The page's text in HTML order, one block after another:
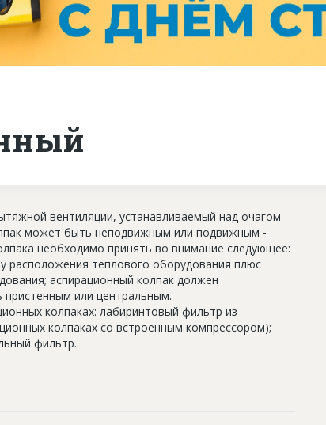
Глоссарий
вентиляции, устанавливаемый над очагом
может быть неподвижным или подвижным -
необходимо принять во внимание следующее:
расположения теплового оборудования плюс
аспирационный колпак должен
или центральным.
колпаках: лабиринтовый фильтр из
колпаках со встроенным компрессором);
фильтр.